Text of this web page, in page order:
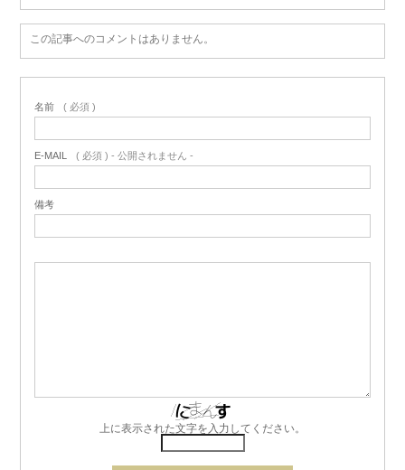
この記事へのコメントはありません。
名前 ( 必須 )
E-MAIL ( 必須 ) - 公開されません -
備考
上に表示された文字を入力してください。